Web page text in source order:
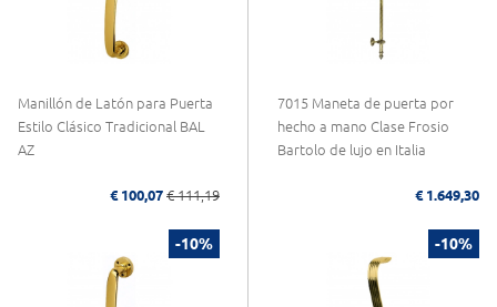
Manillón de Latón para Puerta
Estilo Clásico Tradicional BAL
AZ
€ 100,07 € 111,19
7015 Maneta de puerta por
hecho a mano Clase Frosio
Bartolo de lujo en Italia
€ 1.649,30
-10% -10%